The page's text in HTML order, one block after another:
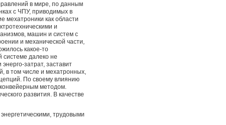
в мире, по данным
с ЧПУ, приводимых в
мехатроники как области
и
машин и систем с
и механической части,
какое-то
системе далеко не
затрат, заставит
в том числе и мехатронных,
По своему влиянию
методом.
развития. В качестве
трудовыми